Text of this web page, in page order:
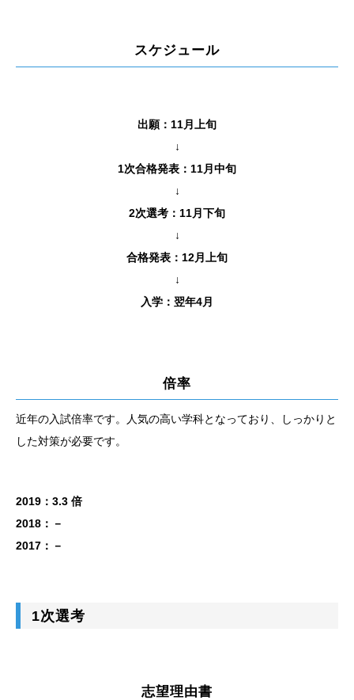
スケジュール
出願：11月上旬
↓
1次合格発表：11月中旬
↓
2次選考：11月下旬
↓
合格発表：12月上旬
↓
入学：翌年4月
倍率
近年の入試倍率です。人気の高い学科となっており、しっかりと
した対策が必要です。
2019：3.3 倍
2018：－
2017：－
1次選考
志望理由書